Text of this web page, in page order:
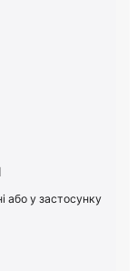
або у застосунку